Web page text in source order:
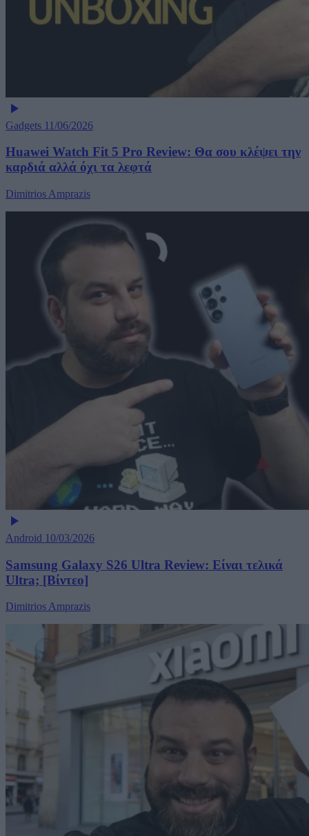
Gadgets 11/06/2026
Huawei Watch Fit 5 Pro Review: Θα σου κλέψει την
καρδιά αλλά όχι τα λεφτά
Dimitrios Amprazis
Android 10/03/2026
Samsung Galaxy S26 Ultra Review: Είναι τελικά
Ultra; [Βίντεο]
Dimitrios Amprazis